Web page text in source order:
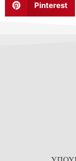
Pinterest